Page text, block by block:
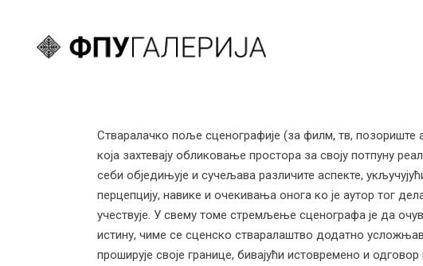
Стваралачко поље сценографије (за филм, тв,
која захтевају обликовање простора за своју потпуну
себи обједињује и сучељава различите аспекте,
перцепцију, навике и очекивања онога ко је аутор тог
учествује. У свему томе стремљење сценографа је да
истину, чиме се сценско стваралаштво додатно
проширује своје границе, бивајући истовремено и